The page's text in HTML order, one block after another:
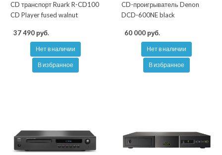
CD транспорт Ruark R-CD100
CD Player fused walnut
37 490 руб.
Нет в наличии
В избранное
CD-проигрыватель Denon
DCD-600NE black
60 000 руб.
Нет в наличии
В избранное